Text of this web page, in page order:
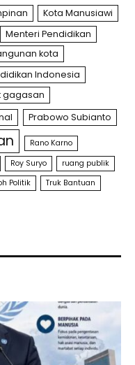
Kota Manusiawi
Menteri Pendidikan
kota
Indonesia
gagasan
Prabowo Subianto
Rano Karno
Roy Suryo ruang publik
Politik Truk Bantuan